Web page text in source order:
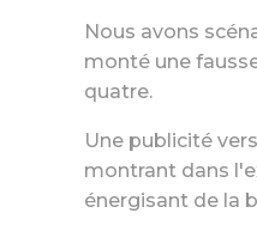
Nous avons
monté une
quatre.
Une publicité
montrant dans
énergisant de la